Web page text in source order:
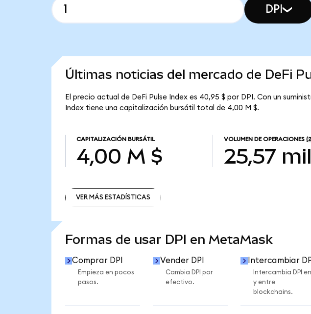
DPI
Últimas noticias del mercado de DeFi
El precio actual de DeFi Pulse Index es 40,95 $ por DPI. Con un
Index tiene una capitalización bursátil total de 4,00 M $.
CAPITALIZACIÓN BURSÁTIL
4,00 M $
VOLUMEN DE OPERACIONES
25,57
VER MÁS ESTADÍSTICAS
Formas de usar DPI en MetaMask
Comprar DPI
Empieza en pocos
pasos.
Vender DPI
Cambia DPI por
efectivo.
Intercambiar
Intercambia DPI en
y entre
blockchains.